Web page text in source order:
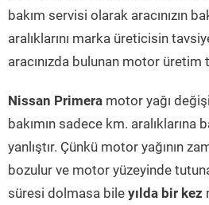
bakım servisi olarak aracınızın
aralıklarını marka üreticisin
aracınızda bulunan motor
Nissan Primera motor yağı
bakımın sadece km. aralıklarına
yanlıştır. Çünkü motor yağının
bozulur ve motor yüzeyinde
süresi dolmasa bile yılda bir kez